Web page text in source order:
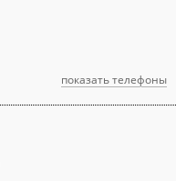
показать телефоны